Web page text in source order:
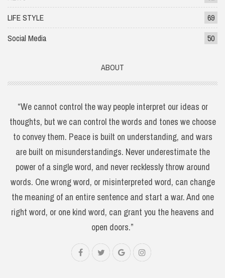
LIFE STYLE
69
Social Media
50
ABOUT
“We cannot control the way people interpret our ideas or
thoughts, but we can control the words and tones we choose
to convey them. Peace is built on understanding, and wars
are built on misunderstandings. Never underestimate the
power of a single word, and never recklessly throw around
words. One wrong word, or misinterpreted word, can change
the meaning of an entire sentence and start a war. And one
right word, or one kind word, can grant you the heavens and
open doors.”